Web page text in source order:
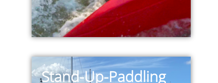
Stand-Up-Paddling